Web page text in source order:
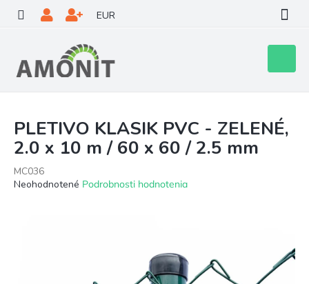
obsah
EUR
košík
PLETIVO KLASIK PVC - ZELENÉ,
2.0 x 10 m / 60 x 60 / 2.5 mm
MC036
Priemerné
Neohodnotené Podrobnosti hodnotenia